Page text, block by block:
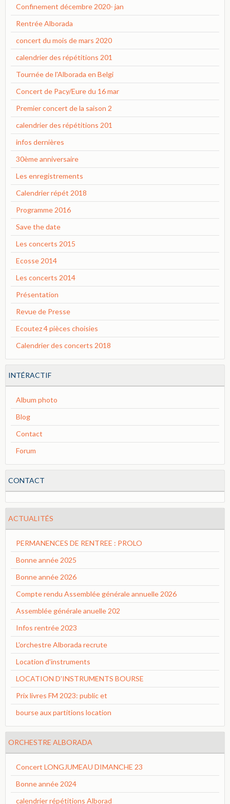
Confinement décembre 2020- jan
Rentrée Alborada
concert du mois de mars 2020
calendrier des répétitions 201
Tournée de l'Alborada en Belgi
Concert de Pacy/Eure du 16 mar
Premier concert de la saison 2
calendrier des répétitions 201
infos dernières
30ème anniversaire
Les enregistrements
Calendrier répét 2018
Programme 2016
Save the date
Les concerts 2015
Ecosse 2014
Les concerts 2014
Présentation
Revue de Presse
Ecoutez 4 pièces choisies
Calendrier des concerts 2018
INTÉRACTIF
Album photo
Blog
Contact
Forum
CONTACT
ACTUALITÉS
PERMANENCES DE RENTREE : PROLO
Bonne année 2025
Bonne année 2026
Compte rendu Assemblée générale annuelle 2026
Assemblée générale anuelle 202
Infos rentrée 2023
L'orchestre Alborada recrute
Location d'instruments
LOCATION D'INSTRUMENTS BOURSE
Prix livres FM 2023: public et
bourse aux partitions location
ORCHESTRE ALBORADA
Concert LONGJUMEAU DIMANCHE 23
Bonne année 2024
calendrier répétitions Alborad